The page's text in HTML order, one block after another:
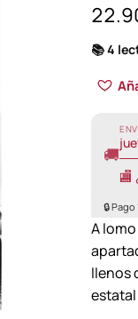
📚 4
🚚
🏬
🔒
A
llenos